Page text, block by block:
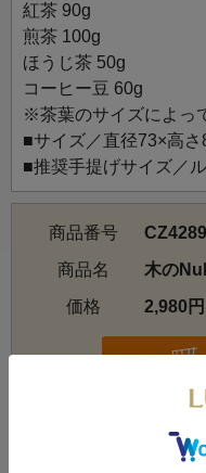
紅茶 90g
煎茶 100g
ほうじ茶 50g
コーヒー豆 60g
※茶葉のサイズによっ
■サイズ／直径73×高さ
■推奨手提げサイズ／
商品番号
CZ4289
商品名
木の
価格
2,980円
お電話で